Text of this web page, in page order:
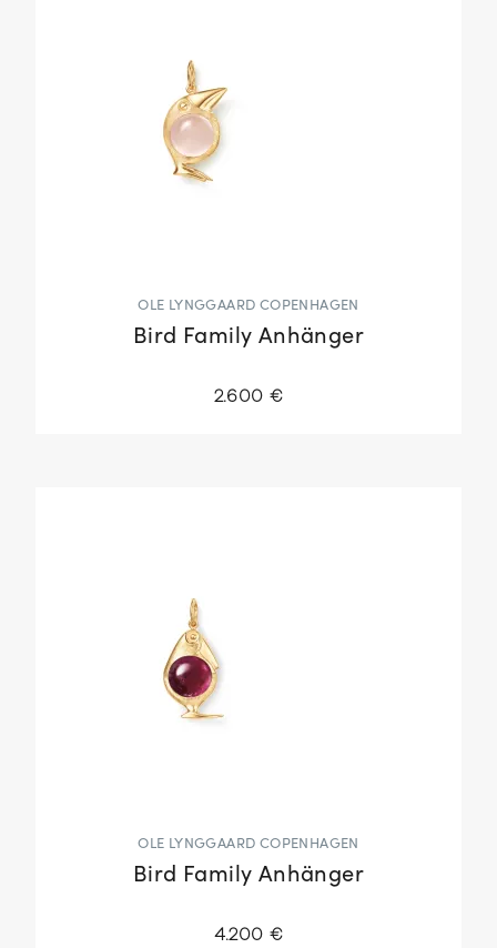
OLE LYNGGAARD COPENHAGEN
Bird Family Anhänger
2.600 €
OLE LYNGGAARD COPENHAGEN
Bird Family Anhänger
4.200 €